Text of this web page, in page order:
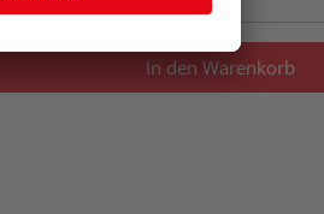
In den Warenkorb